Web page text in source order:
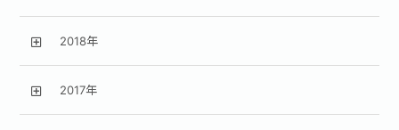
2018年
2017年